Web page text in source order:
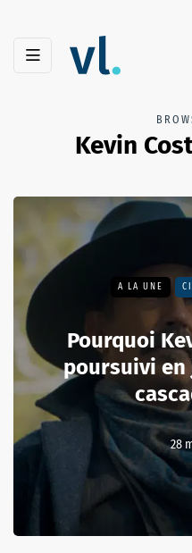
Kevin
A LA UNE
Pourquoi
poursuivi en
28